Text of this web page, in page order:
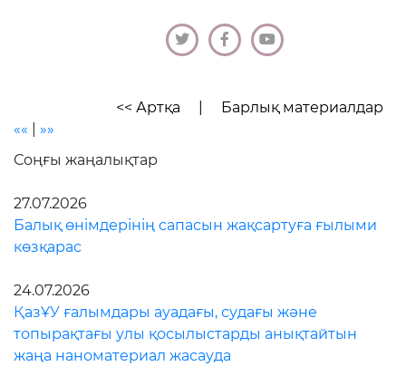
<< Артқа
Барлық материалдар
««
»»
Соңғы жаңалықтар
27.07.2026
Балық өнімдерінің сапасын жақсартуға ғылыми
көзқарас
24.07.2026
ҚазҰУ ғалымдары ауадағы, судағы және
топырақтағы улы қосылыстарды анықтайтын
жаңа наноматериал жасауда